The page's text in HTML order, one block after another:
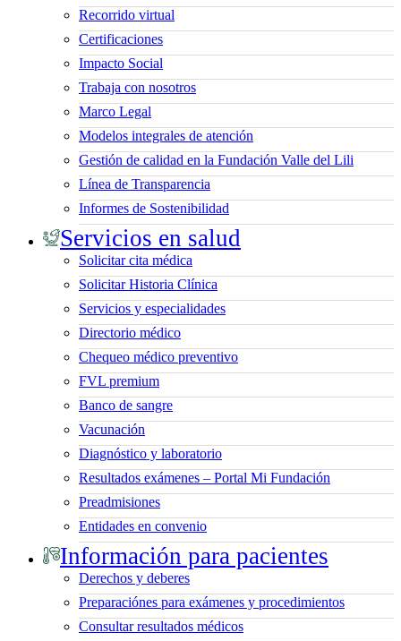
Recorrido virtual
Certificaciones
Impacto Social
Trabaja con nosotros
Marco Legal
Modelos integrales de atención
Gestión de calidad en la Fundación Valle del Lili
Línea de Transparencia
Informes de Sostenibilidad
Servicios en salud
Solicitar cita médica
Solicitar Historia Clínica
Servicios y especialidades
Directorio médico
Chequeo médico preventivo
FVL premium
Banco de sangre
Vacunación
Diagnóstico y laboratorio
Resultados exámenes – Portal Mi Fundación
Preadmisiones
Entidades en convenio
Información para pacientes
Derechos y deberes
Preparaciónes para exámenes y procedimientos
Consultar resultados médicos